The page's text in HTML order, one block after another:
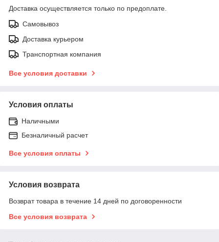
Доставка осуществляется только по предоплате.
Самовывоз
Доставка курьером
Транспортная компания
Все условия доставки
Условия оплаты
Наличными
Безналичный расчет
Все условия оплаты
Условия возврата
Возврат товара в течение 14 дней по договоренности
Все условия возврата